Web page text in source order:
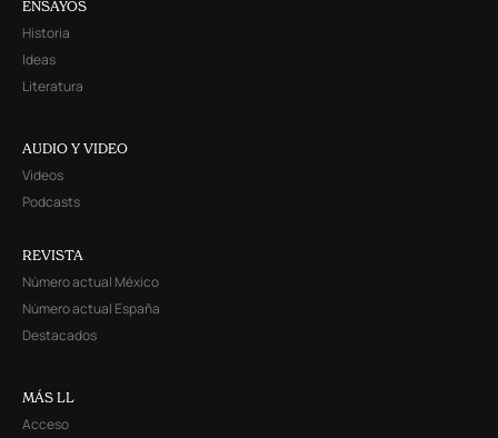
ENSAYOS
Historia
Ideas
Literatura
AUDIO Y VIDEO
Videos
Podcasts
REVISTA
Número actual México
Número actual España
Destacados
MÁS LL
Acceso